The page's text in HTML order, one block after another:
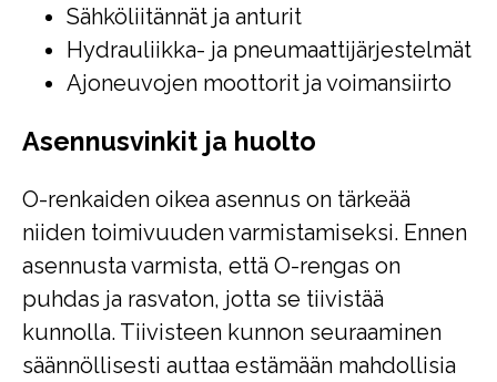
Sähköliitännät ja anturit
Hydrauliikka- ja pneumaattijärjestelmät
Ajoneuvojen moottorit ja voimansiirto
Asennusvinkit ja huolto
O-renkaiden oikea asennus on tärkeää
niiden toimivuuden varmistamiseksi. Ennen
asennusta varmista, että O-rengas on
puhdas ja rasvaton, jotta se tiivistää
kunnolla. Tiivisteen kunnon seuraaminen
säännöllisesti auttaa estämään mahdollisia